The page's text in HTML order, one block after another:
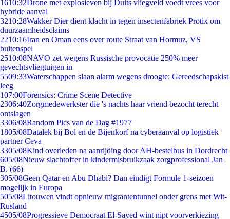
1610:32Drone met explosieven bij Duits vliegveld voedt vrees voor
hybride aanval
3210:28Wakker Dier dient klacht in tegen insectenfabriek Protix om
duurzaamheidsclaims
2210:16Iran en Oman eens over route Straat van Hormuz, VS
buitenspel
2510:08NAVO zet wegens Russische provocatie 250% meer
gevechtsvliegtuigen in
5509:33Waterschappen slaan alarm wegens droogte: Gereedschapskist
leeg
107:00Forensics: Crime Scene Detective
2306:40Zorgmedewerkster die 's nachts haar vriend bezocht terecht
ontslagen
3306/08Random Pics van de Dag #1977
1805/08Datalek bij Bol en de Bijenkorf na cyberaanval op logistiek
partner Ceva
3305/08Kind overleden na aanrijding door AH-bestelbus in Dordrecht
605/08Nieuw slachtoffer in kindermisbruikzaak zorgprofessional Jan
B. (66)
305/08Geen Qatar en Abu Dhabi? Dan eindigt Formule 1-seizoen
mogelijk in Europa
505/08Litouwen vindt opnieuw migrantentunnel onder grens met Wit-
Rusland
4505/08Progressieve Democraat El-Sayed wint nipt voorverkiezing